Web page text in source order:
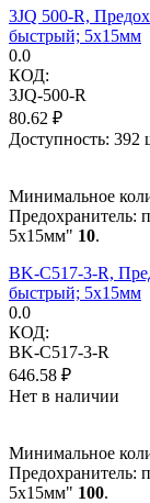
3JQ 500-R,
быстрый; 5x15мм
0.0
КОД:
3JQ-500-R
80.62 ₽
Доступность: 392
Минимальное
Предохранитель:
5x15мм" 10.
BK-C517-3-R,
быстрый; 5x15мм
0.0
КОД:
BK-C517-3-R
646.58 ₽
Нет в наличии
Минимальное
Предохранитель:
5x15мм" 100.